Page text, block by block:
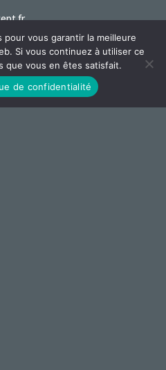
:
vous garantir la meilleure
Si vous continuez à utiliser ce
que vous en êtes satisfait.
de confidentialité